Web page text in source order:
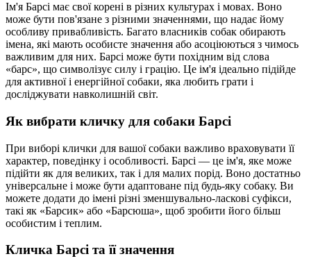
Ім'я Барсі має свої корені в різних культурах і мовах. Воно
може бути пов'язане з різними значеннями, що надає йому
особливу привабливість. Багато власників собак обирають
імена, які мають особисте значення або асоціюються з чимось
важливим для них. Барсі може бути похідним від слова
«барс», що символізує силу і грацію. Це ім'я ідеально підійде
для активної і енергійної собаки, яка любить грати і
досліджувати навколишній світ.
Як вибрати кличку для собаки Барсі
При виборі клички для вашої собаки важливо враховувати її
характер, поведінку і особливості. Барсі — це ім'я, яке може
підійти як для великих, так і для малих порід. Воно достатньо
універсальне і може бути адаптоване під будь-яку собаку. Ви
можете додати до імені різні зменшувально-ласкові суфікси,
такі як «Барсик» або «Барсюша», щоб зробити його більш
особистим і теплим.
Кличка Барсі та її значення